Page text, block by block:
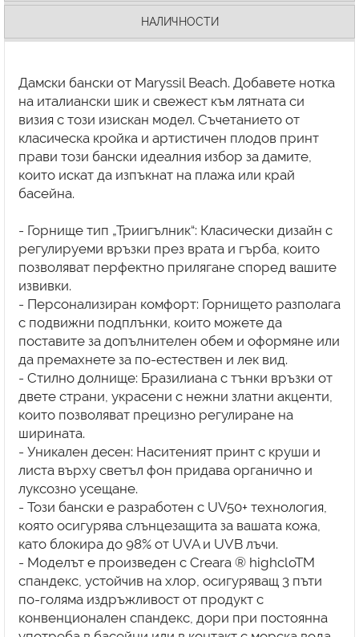
НАЛИЧНОСТИ
Дамски бански от Maryssil Beach. Добавете нотка
на италиански шик и свежест към лятната си
визия с този изискан модел. Съчетанието от
класическа кройка и артистичен плодов принт
прави този бански идеалния избор за дамите,
които искат да изпъкнат на плажа или край
басейна.
- Горнище тип „Триигълник“: Класически дизайн с
регулируеми връзки през врата и гърба, които
позволяват перфектно прилягане според вашите
извивки.
- Персонализиран комфорт: Горнището разполага
с подвижни подплънки, които можете да
поставите за допълнителен обем и оформяне или
да премахнете за по-естествен и лек вид.
- Стилно долнище: Бразилиана с тънки връзки от
двете страни, украсени с нежни златни акценти,
които позволяват прецизно регулиране на
ширината.
- Уникален десен: Наситеният принт с круши и
листа върху светъл фон придава органично и
луксозно усещане.
- Този бански е разработен с UV50+ технология,
която осигурява слънцезащита за вашата кожа,
като блокира до 98% от UVA и UVB лъчи.
- Моделът е произведен с Creara ® highcloTM
спандекс, устойчив на хлор, осигуряващ 3 пъти
по-голяма издръжливост от продукт с
конвенционален спандекс, дори при постоянна